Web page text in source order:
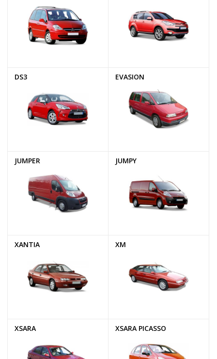
DS3 EVASION
JUMPER JUMPY
XANTIA XM
XSARA XSARA PICASSO